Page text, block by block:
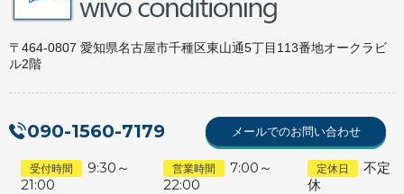
〒464-0807 愛知県名古屋市千種区東山通5丁目113番地オークラビ
ル2階
090-1560-7179 メールでのお問い合わせ
受付時間
9:30～
21:00
営業時間
7:00～
22:00
定休日
不定
休